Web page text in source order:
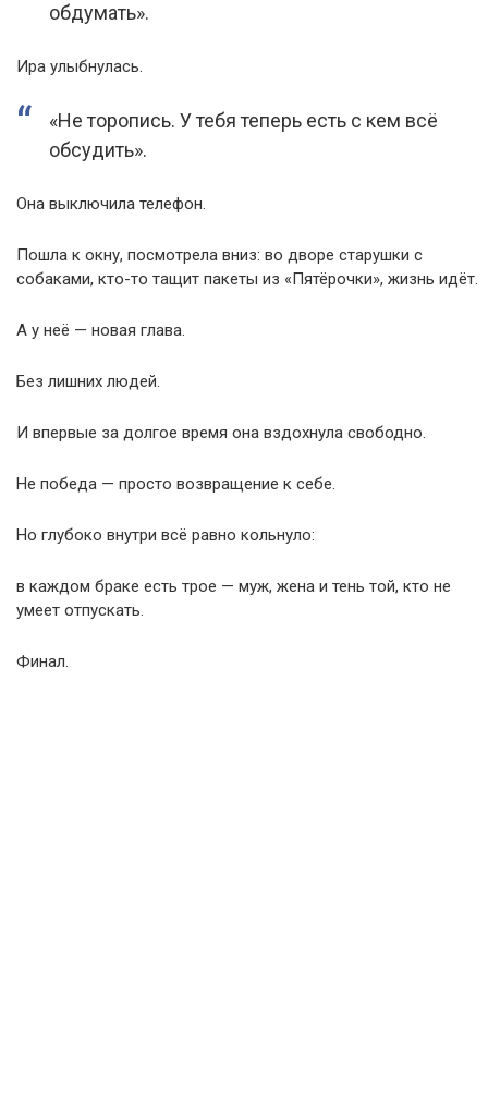
обдумать».
Ира улыбнулась.
«Не торопись. У тебя теперь есть с кем всё
обсудить».
Она выключила телефон.
Пошла к окну, посмотрела вниз: во дворе старушки с
собаками, кто-то тащит пакеты из «Пятёрочки», жизнь идёт.
А у неё — новая глава.
Без лишних людей.
И впервые за долгое время она вздохнула свободно.
Не победа — просто возвращение к себе.
Но глубоко внутри всё равно кольнуло:
в каждом браке есть трое — муж, жена и тень той, кто не
умеет отпускать.
Финал.